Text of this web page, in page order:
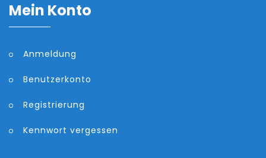
Mein Konto
Anmeldung
Benutzerkonto
Registrierung
Kennwort vergessen